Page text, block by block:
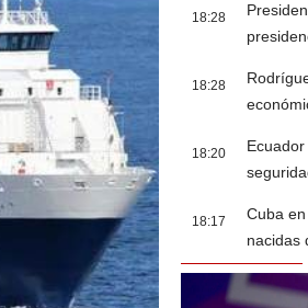
18:28
18:28
18:20
18:17
Cuba
nacidas